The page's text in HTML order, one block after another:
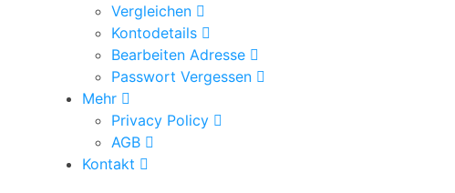
Vergleichen
Kontodetails
Bearbeiten Adresse
Passwort Vergessen
Mehr
Privacy Policy
AGB
Kontakt